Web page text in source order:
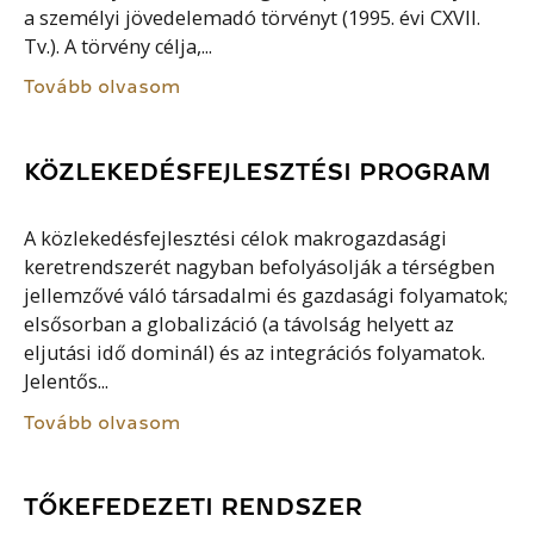
a személyi jövedelemadó törvényt (1995. évi CXVII.
Tv.). A törvény célja,...
Tovább olvasom
KÖZLEKEDÉSFEJLESZTÉSI PROGRAM
A közlekedésfejlesztési célok makrogazdasági
keretrendszerét nagyban befolyásolják a térségben
jellemzővé váló társadalmi és gazdasági folyamatok;
elsősorban a globalizáció (a távolság helyett az
eljutási idő dominál) és az integrációs folyamatok.
Jelentős...
Tovább olvasom
TŐKEFEDEZETI RENDSZER